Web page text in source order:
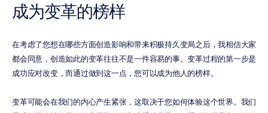
成为变革的榜样
在考虑了您想在哪些方面创造影响和带来积极持久变局之后，我相信大家
都会同意，创造如此的变革往往不是一件容易的事。变革过程的第一步是
成功应对改变，而通过做到这一点，您可以成为他人的榜样。
变革可能会在我们的内心产生紧张，这取决于您如何体验这个世界。我们